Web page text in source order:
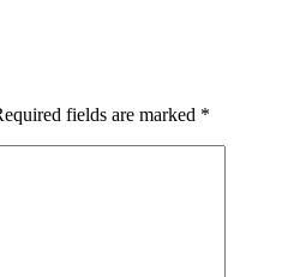
fields are marked *